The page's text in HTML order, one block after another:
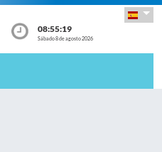
08:55:19
Sábado 8 de agosto 2026